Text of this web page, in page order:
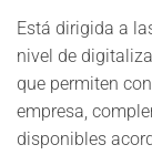
Está dirigida a
nivel de
que permiten
empresa,
disponibles